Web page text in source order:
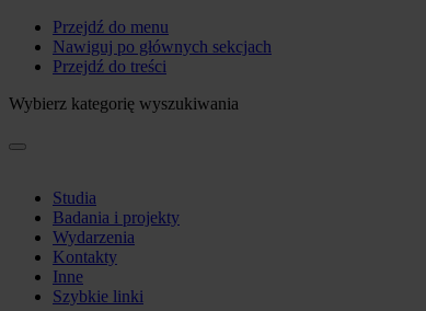
Przejdź do menu
Nawiguj po głównych sekcjach
Przejdź do treści
Wybierz kategorię wyszukiwania
Studia
Badania i projekty
Wydarzenia
Kontakty
Inne
Szybkie linki